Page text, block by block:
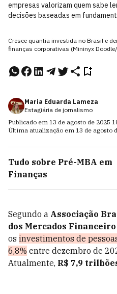
empresas valorizam quem sabe
decisões baseadas em
Cresce quantia investida no Brasil e
finanças corporativas (Mininyx
Maria Eduarda Lameza
Estagiária de jornalismo
Publicado em 13 de agosto de 2025
Última atualização em 13 de agosto
Tudo sobre Pré-MBA em
Finanças
Segundo a Associação
dos Mercados
os investimentos de
6,8% entre dezembro de
Atualmente, R$ 7,9